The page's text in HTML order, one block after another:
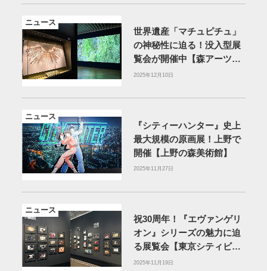
ニュース
世界遺産「マチュピチュ」
の神秘性に迫る！没入型展
覧会が開催中【森アーツセ
ンターギャラリー】
2025年12月10日
ニュース
『シティーハンター』史上
最大規模の原画展！上野で
開催【上野の森美術館】
2025年11月27日
ニュース
祝30周年！『エヴァンゲリ
オン』シリーズの魅力に迫
る展覧会【東京シティビュ
ー】
2025年11月19日